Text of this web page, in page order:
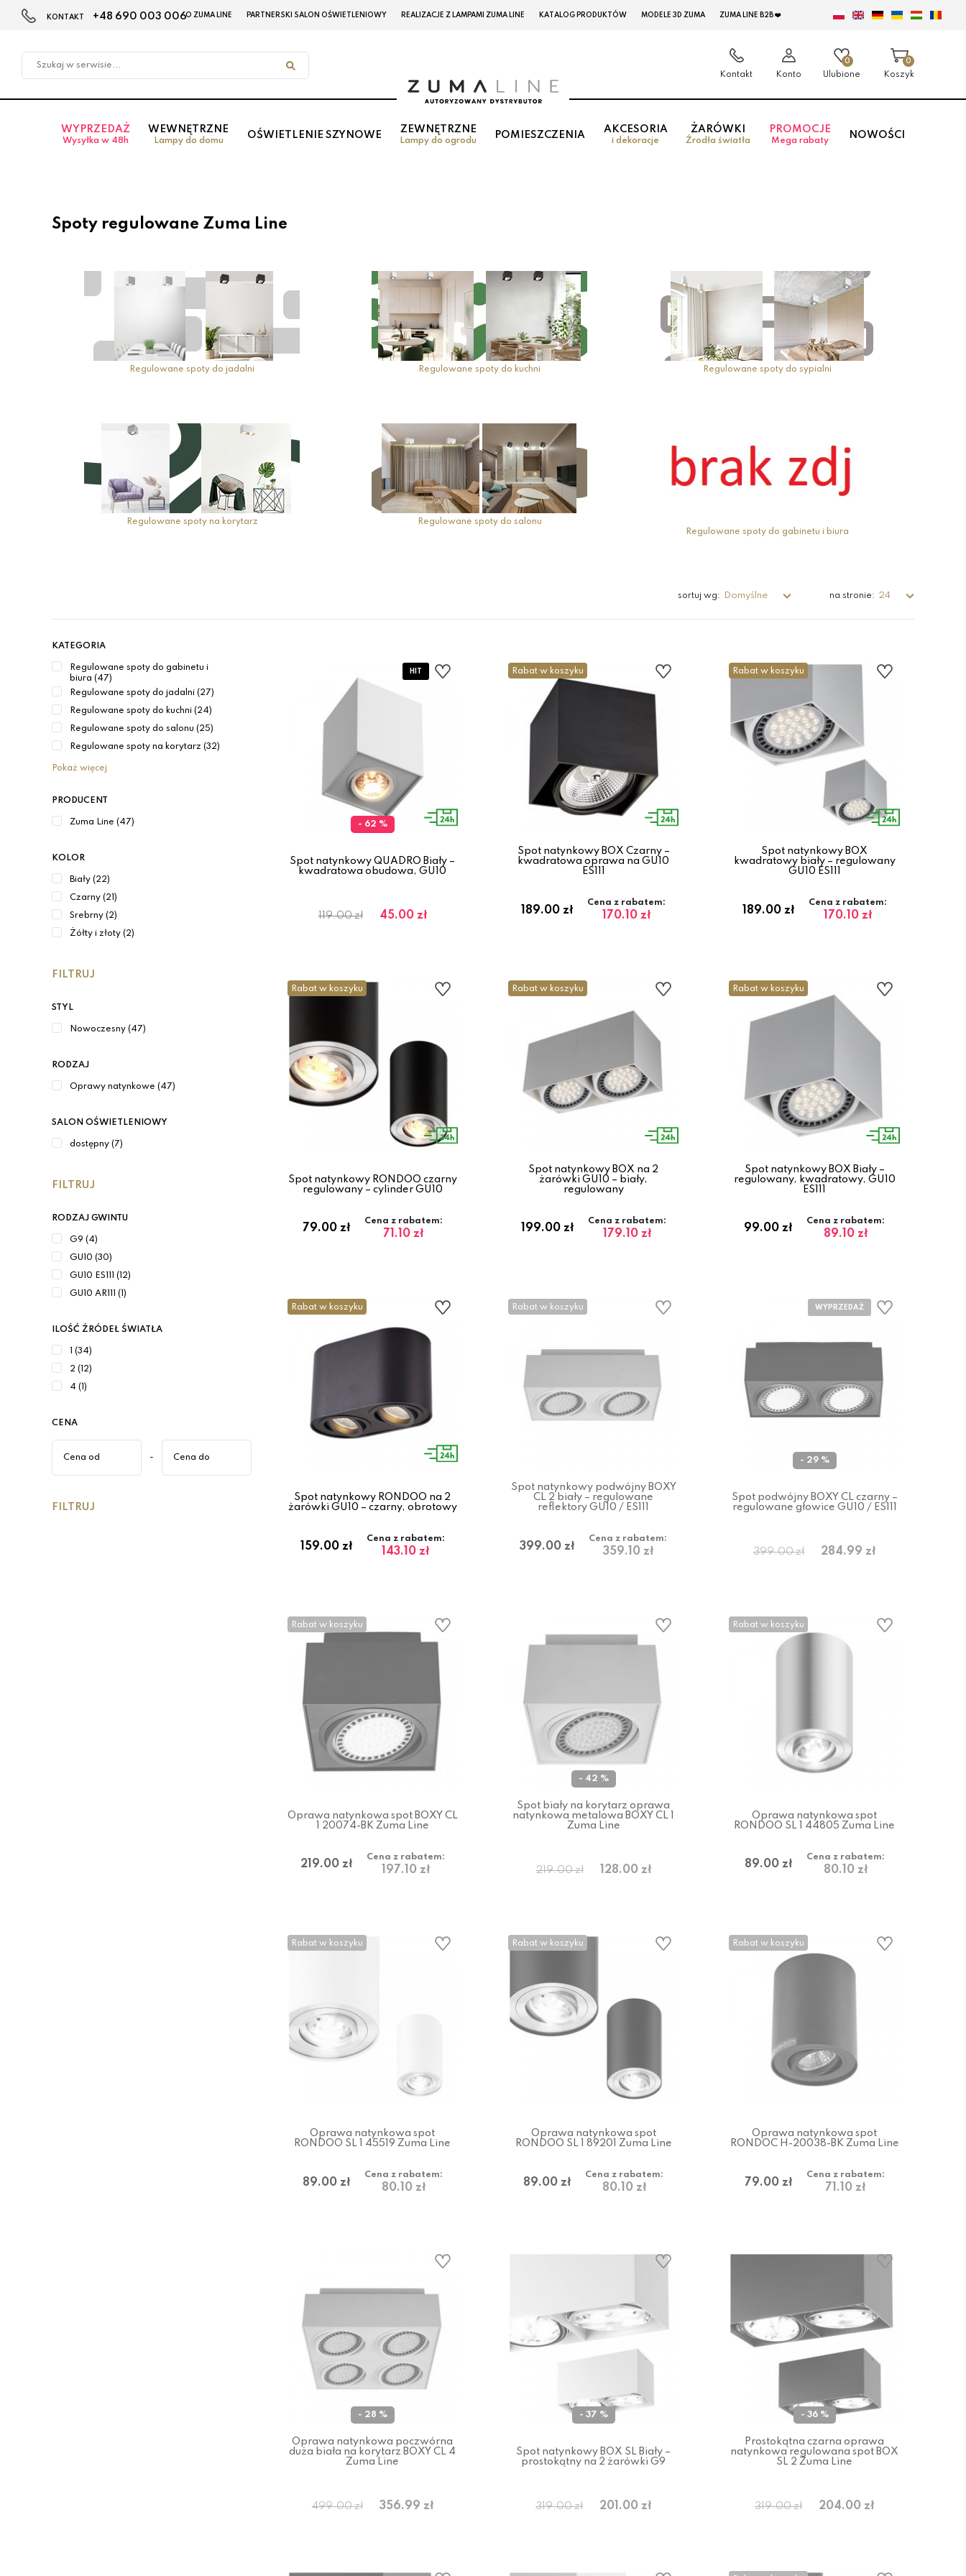
w
KONTAKT +48 690 003 006O ZUMA LINE PARTNERSKI SALON OŚWIETLENIOWY REALIZACJE Z LAMPAMI ZUMA LINE KATALOG PRODUKTÓW MODELE 3D ZUMA ZUMA LINE B2B ❤️
Kontakt Konto
0
Ulubione
0
Koszyk
WYPRZEDAŻ
Wysyłka w 48h
WEWNĘTRZNE
Lampy do domu
OŚWIETLENIE SZYNOWE
ZEWNĘTRZNE
Lampy do ogrodu
POMIESZCZENIA
AKCESORIA
i dekoracje
ŻARÓWKI
Źrodła światła
PROMOCJE
Mega rabaty
NOWOŚCI
Spoty regulowane Zuma Line
Regulowane spoty do jadalni Regulowane spoty do kuchni Regulowane spoty do sypialni
Regulowane spoty na korytarz
Regulowane spoty do salonu
Regulowane spoty do gabinetu i biura
sortuj wg: Domyślne na stronie: 24
KATEGORIA
Regulowane spoty do gabinetu i
biura (47)
Regulowane spoty do jadalni (27)
Regulowane spoty do kuchni (24)
Regulowane spoty do salonu (25)
Regulowane spoty na korytarz (32)
Pokaż więcej
PRODUCENT
Zuma Line (47)
KOLOR
Biały (22)
Czarny (21)
Srebrny (2)
Żółty i złoty (2)
FILTRUJ
STYL
Nowoczesny (47)
RODZAJ
Oprawy natynkowe (47)
SALON OŚWIETLENIOWY
dostępny (7)
FILTRUJ
RODZAJ GWINTU
G9 (4)
GU10 (30)
GU10 ES111 (12)
GU10 AR111 (1)
ILOŚĆ ŹRÓDEŁ ŚWIATŁA
1 (34)
2 (12)
4 (1)
CENA
-
FILTRUJ
- 62 %
Spot natynkowy QUADRO Biały –
kwadratowa obudowa, GU10
119.00 zł 45.00 zł
Rabat w koszyku
Spot natynkowy BOX Czarny –
kwadratowa oprawa na GU10
ES111
189.00 zł
Cena z rabatem:
170.10 zł
Rabat w koszyku
Spot natynkowy BOX
kwadratowy biały – regulowany
GU10 ES111
189.00 zł
Cena z rabatem:
170.10 zł
Rabat w koszyku
Spot natynkowy RONDOO czarny
regulowany – cylinder GU10
79.00 zł
Cena z rabatem:
71.10 zł
Rabat w koszyku
Spot natynkowy BOX na 2
żarówki GU10 – biały,
regulowany
199.00 zł
Cena z rabatem:
179.10 zł
Rabat w koszyku
Spot natynkowy BOX Biały –
regulowany, kwadratowy, GU10
ES111
99.00 zł
Cena z rabatem:
89.10 zł
Rabat w koszyku
Spot natynkowy RONDOO na 2
żarówki GU10 – czarny, obrotowy
159.00 zł
Cena z rabatem:
143.10 zł
Rabat w koszyku
Spot natynkowy podwójny BOXY
CL 2 biały – regulowane
reflektory GU10 / ES111
399.00 zł
Cena z rabatem:
359.10 zł
- 29 %
Spot podwójny BOXY CL czarny –
regulowane głowice GU10 / ES111
399.00 zł 284.99 zł
Rabat w koszyku
Oprawa natynkowa spot BOXY CL
1 20074-BK Zuma Line
219.00 zł
Cena z rabatem:
197.10 zł
- 42 %
Spot biały na korytarz oprawa
natynkowa metalowa BOXY CL 1
Zuma Line
219.00 zł 128.00 zł
Rabat w koszyku
Oprawa natynkowa spot
RONDOO SL 1 44805 Zuma Line
89.00 zł
Cena z rabatem:
80.10 zł
Rabat w koszyku
Oprawa natynkowa spot
RONDOO SL 1 45519 Zuma Line
89.00 zł
Cena z rabatem:
80.10 zł
Rabat w koszyku
Oprawa natynkowa spot
RONDOO SL 1 89201 Zuma Line
89.00 zł
Cena z rabatem:
80.10 zł
Rabat w koszyku
Oprawa natynkowa spot
RONDOC H-20038-BK Zuma Line
79.00 zł
Cena z rabatem:
71.10 zł
- 28 %
Oprawa natynkowa poczwórna
duża biała na korytarz BOXY CL 4
Zuma Line
499.00 zł 356.99 zł
- 37 %
Spot natynkowy BOX SL Biały –
prostokątny na 2 żarówki G9
319.00 zł 201.00 zł
- 36 %
Prostokątna czarna oprawa
natynkowa regulowana spot BOX
SL 2 Zuma Line
319.00 zł 204.00 zł